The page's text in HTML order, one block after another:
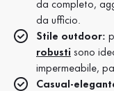
da completo,
da ufficio.
Stile outdoor:
robusti sono
impermeabile,
Casual-